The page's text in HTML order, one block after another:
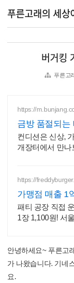
푸른고래의 세상
버거킹
푸른고
https://
금방 품절되는
컨디션은 신상,
개장터에서 만나
https://
가맹점 매출 1
제버거 창업
패티 공장 직접
1장 1,100원! 서
안녕하세요~ 푸른고
가 나왔습니다. 기네
요.